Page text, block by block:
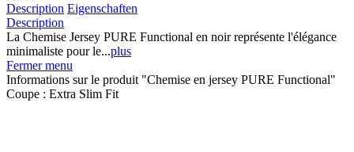
Description Eigenschaften
Description
La Chemise Jersey PURE Functional en noir représente l'élégance
minimaliste pour le...plus
Fermer menu
Informations sur le produit "Chemise en jersey PURE Functional"
Coupe : Extra Slim Fit